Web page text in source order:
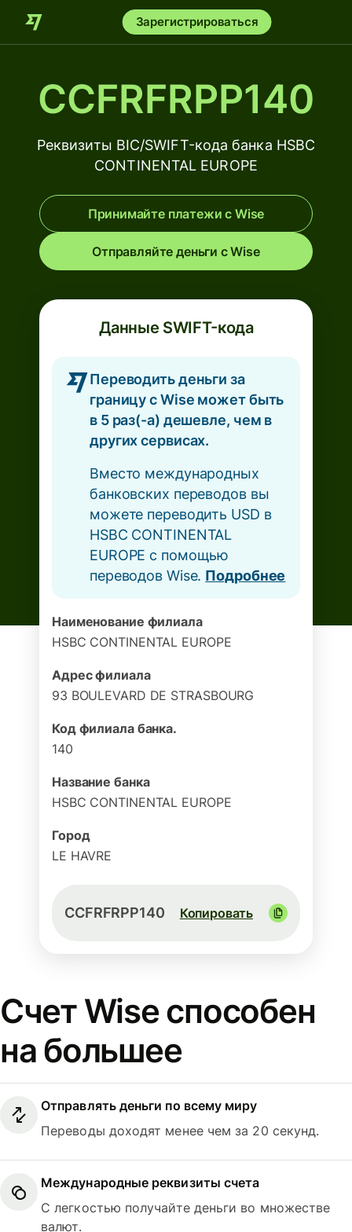
Зарегистрироваться
CCFRFRPP140
Реквизиты BIC/SWIFT-кода банка HSBC
CONTINENTAL EUROPE
Принимайте платежи с Wise
Отправляйте деньги с Wise
Данные SWIFT-кода
Переводить деньги за
границу с Wise может быть
в 5 раз(-а) дешевле, чем в
других сервисах.
Вместо международных
банковских переводов вы
можете переводить USD в
HSBC CONTINENTAL
EUROPE с помощью
переводов Wise. Подробнее
Наименование филиала
HSBC CONTINENTAL EUROPE
Адрес филиала
93 BOULEVARD DE STRASBOURG
Код филиала банка.
140
Название банка
HSBC CONTINENTAL EUROPE
Город
LE HAVRE
CCFRFRPP140 Копировать
Счет Wise способен
на большее
Отправлять деньги по всему миру
Переводы доходят менее чем за 20 секунд.
Международные реквизиты счета
С легкостью получайте деньги во множестве
валют.